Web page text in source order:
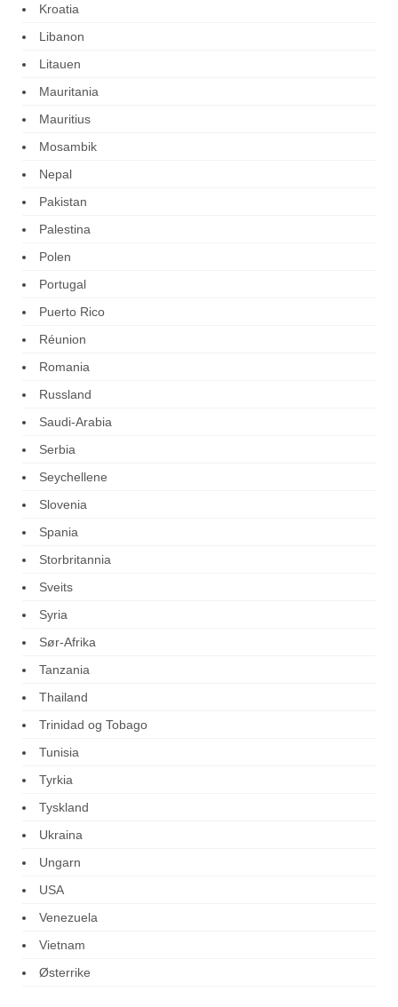
Kroatia
Libanon
Litauen
Mauritania
Mauritius
Mosambik
Nepal
Pakistan
Palestina
Polen
Portugal
Puerto Rico
Réunion
Romania
Russland
Saudi-Arabia
Serbia
Seychellene
Slovenia
Spania
Storbritannia
Sveits
Syria
Sør-Afrika
Tanzania
Thailand
Trinidad og Tobago
Tunisia
Tyrkia
Tyskland
Ukraina
Ungarn
USA
Venezuela
Vietnam
Østerrike